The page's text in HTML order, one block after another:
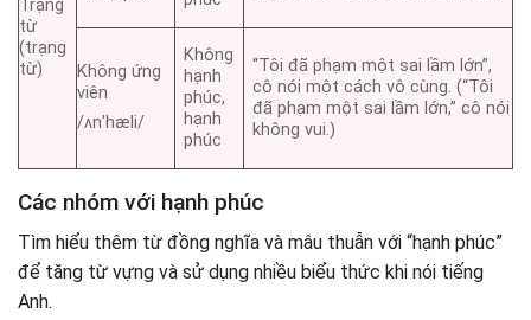
Trạng
từ
(trạng
từ)
Không ứng
viên
/ʌnˈhæli/
Không
hạnh
phúc,
hạnh
phúc
“Tôi đã phạm một sai lầm lớn”,
cô nói một cách vô cùng. (“Tôi
đã phạm một sai lầm lớn,” cô nói
không vui.)
Các nhóm với hạnh phúc
Tìm hiểu thêm từ đồng nghĩa và mâu thuẫn với “hạnh phúc”
để tăng từ vựng và sử dụng nhiều biểu thức khi nói tiếng
Anh.